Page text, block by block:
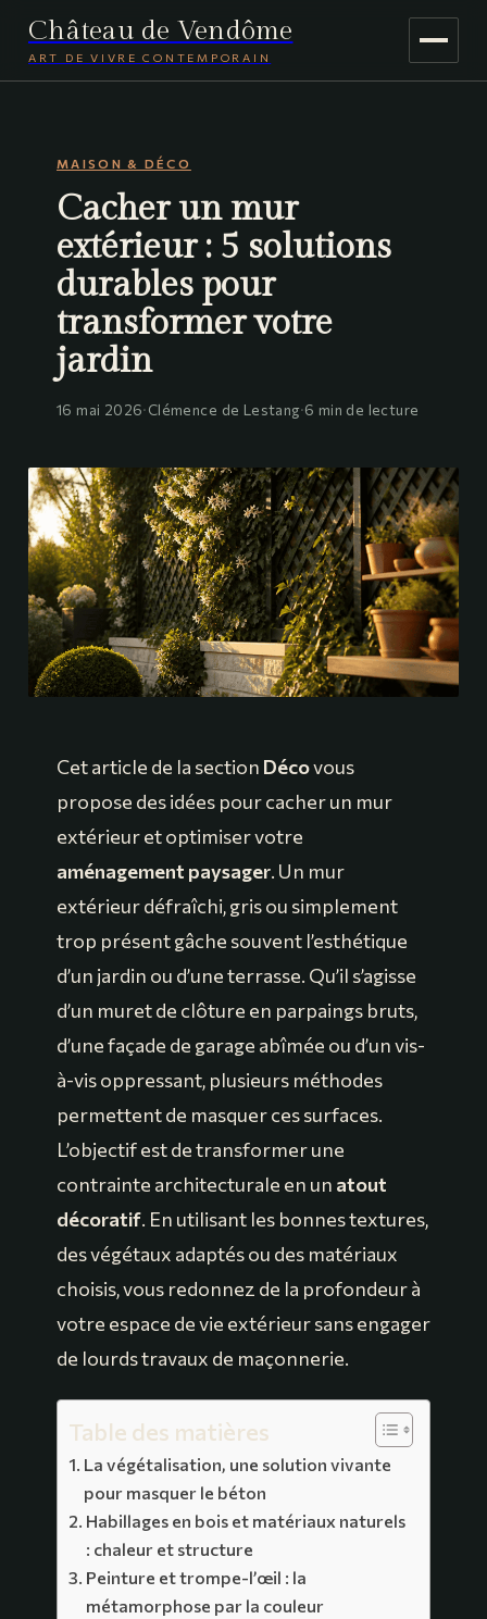
Château de Vendôme
ART DE VIVRE CONTEMPORAIN
JARDINAGE
VOYAGE
MAISON & DÉCO
Cacher un mur
extérieur : 5 solutions
durables pour
transformer votre
jardin
16 mai 2026·Clémence de Lestang·6 min de lecture
Cet article de la section Décovous
propose des idées pour cacher un mur
extérieur et optimiser votre
aménagement paysager. Un mur
extérieur défraîchi, gris ou simplement
trop présent gâche souvent l’esthétique
d’un jardin ou d’une terrasse. Qu’il s’agisse
d’un muret de clôture en parpaings bruts,
d’une façade de garage abîmée ou d’un vis-
à-vis oppressant, plusieurs méthodes
permettent de masquer ces surfaces.
L’objectif est de transformer une
contrainte architecturale en un atout
décoratif. En utilisant les bonnes textures,
des végétaux adaptés ou des matériaux
choisis, vous redonnez de la profondeur à
votre espace de vie extérieur sans engager
de lourds travaux de maçonnerie.
Table des matières
La végétalisation, une solution vivante
pour masquer le béton
Habillages en bois et matériaux naturels
: chaleur et structure
Peinture et trompe-l’œil : la
métamorphose par la couleur